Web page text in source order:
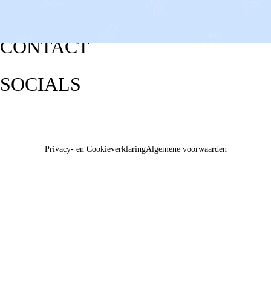
CONTACT
SOCIALS
Privacy- en CookieverklaringAlgemene voorwaarden